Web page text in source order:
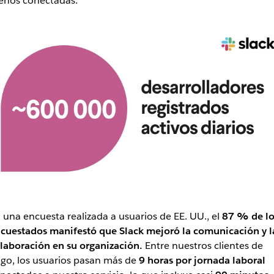
una encuesta realizada a usuarios de EE. UU., el 87 % de
manifestó que Slack mejoró la comunicación y
en su organización. Entre nuestros clientes de
los usuarios pasan más de9 horas por jornada laboral